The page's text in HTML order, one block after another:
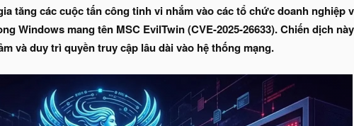
tăng các cuộc tấn công tinh vi nhắm vào các tổ chức doanh nghiệp
Windows mang tên MSC EvilTwin (CVE-2025-26633). Chiến dịch
và duy trì quyền truy cập lâu dài vào hệ thống mạng.